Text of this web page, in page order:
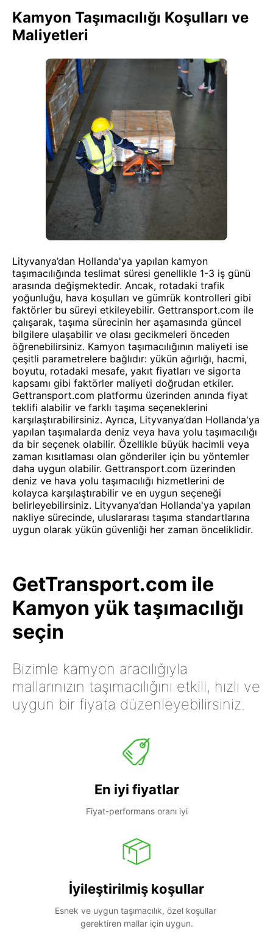
Kamyon Taşımacılığı Koşulları ve
Maliyetleri
Lityvanya’dan Hollanda'ya yapılan kamyon
taşımacılığında teslimat süresi genellikle 1-3 iş günü
arasında değişmektedir. Ancak, rotadaki trafik
yoğunluğu, hava koşulları ve gümrük kontrolleri gibi
faktörler bu süreyi etkileyebilir. Gettransport.com ile
çalışarak, taşıma sürecinin her aşamasında güncel
bilgilere ulaşabilir ve olası gecikmeleri önceden
öğrenebilirsiniz. Kamyon taşımacılığının maliyeti ise
çeşitli parametrelere bağlıdır: yükün ağırlığı, hacmi,
boyutu, rotadaki mesafe, yakıt fiyatları ve sigorta
kapsamı gibi faktörler maliyeti doğrudan etkiler.
Gettransport.com platformu üzerinden anında fiyat
teklifi alabilir ve farklı taşıma seçeneklerini
karşılaştırabilirsiniz. Ayrıca, Lityvanya’dan Hollanda'ya
yapılan taşımalarda deniz veya hava yolu taşımacılığı
da bir seçenek olabilir. Özellikle büyük hacimli veya
zaman kısıtlaması olan gönderiler için bu yöntemler
daha uygun olabilir. Gettransport.com üzerinden
deniz ve hava yolu taşımacılığı hizmetlerini de
kolayca karşılaştırabilir ve en uygun seçeneği
belirleyebilirsiniz. Lityvanya’dan Hollanda'ya yapılan
nakliye sürecinde, uluslararası taşıma standartlarına
uygun olarak yükün güvenliği her zaman önceliklidir.
GetTransport.com ile
Kamyon yük taşımacılığı
seçin
Bizimle kamyon aracılığıyla
mallarınızın taşımacılığını etkili, hızlı ve
uygun bir fiyata düzenleyebilirsiniz.
En iyi fiyatlar
Fiyat-performans oranı iyi
İyileştirilmiş koşullar
Esnek ve uygun taşımacılık, özel koşullar
gerektiren mallar için uygun.